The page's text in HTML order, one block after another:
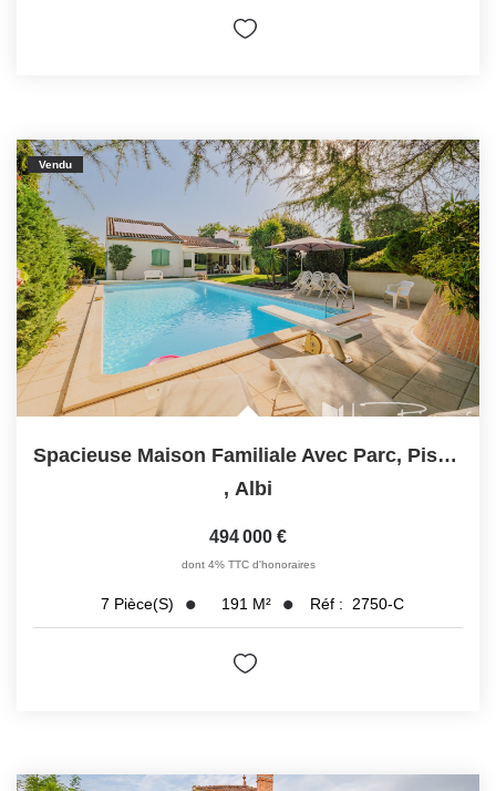
Vendu
Spacieuse Maison Familiale Avec Parc, Piscine Chauffée Et...
, Albi
494 000 €
dont 4% TTC d'honoraires
7 Pièce(s) 191 M² Réf : 2750-C